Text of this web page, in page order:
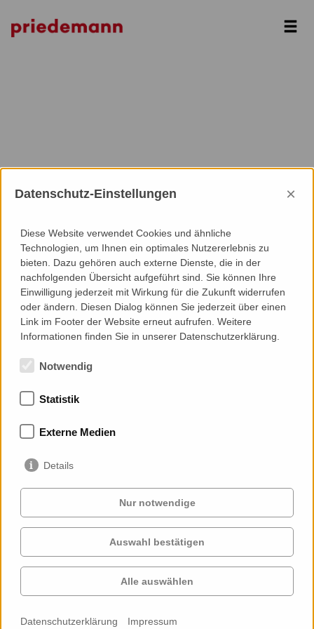
Mitgliedschaften
Services
Cases
Auftraggeber
Projekte
Profil
Kontakt
Datenschutz-Einstellungen ×
Diese Website verwendet Cookies und ähnliche
Technologien, um Ihnen ein optimales Nutzererlebnis zu
bieten. Dazu gehören auch externe Dienste, die in der
nachfolgenden Übersicht aufgeführt sind. Sie können Ihre
Einwilligung jederzeit mit Wirkung für die Zukunft widerrufen
oder ändern. Diesen Dialog können Sie jederzeit über einen
Link im Footer der Website erneut aufrufen. Weitere
Informationen finden Sie in unserer Datenschutzerklärung.
Notwendig
Statistik
Externe Medien
Details
Nur notwendige
Auswahl bestätigen
Alle auswählen
Datenschutzerklärung Impressum